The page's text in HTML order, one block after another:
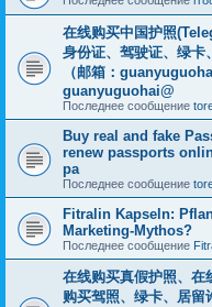
在线购买中国护照
身份证、驾驶证、绿卡
（邮箱：
guanyuguohai@
Последнее сообщение
Buy real and fake
renew passports
pa
Последнее сообщение
Fitralin Kapseln:
Marketing-Mythos?
Последнее сообщение
在线购买真假护照、在
购买驾照、绿卡、居留